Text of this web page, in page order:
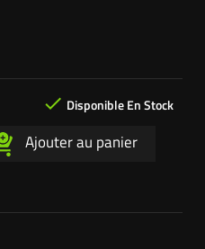
 Disponible En Stock
Ajouter au panier